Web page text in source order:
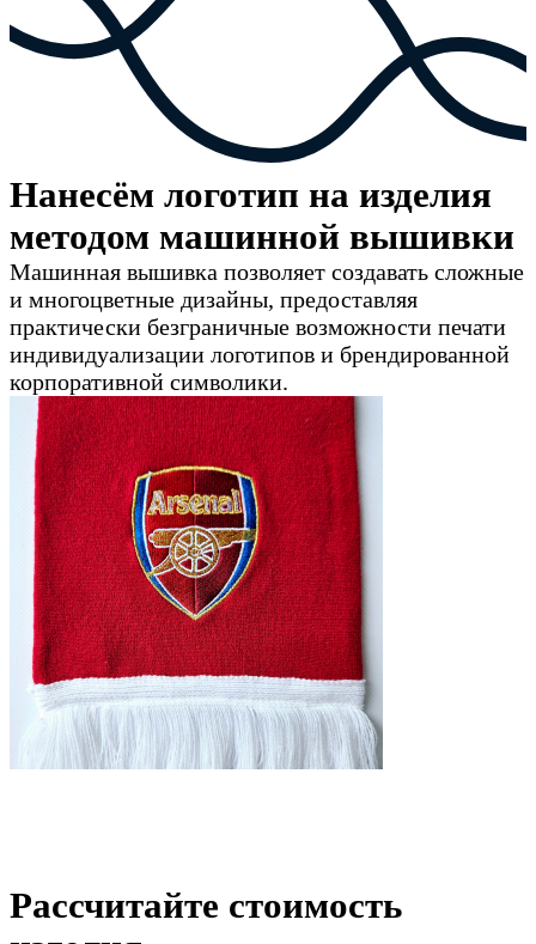
Нанесём логотип на изделия
методом машинной вышивки
Машинная вышивка позволяет создавать сложные
и многоцветные дизайны, предоставляя
практически безграничные возможности печати
индивидуализации логотипов и брендированной
корпоративной символики.
Рассчитайте стоимость